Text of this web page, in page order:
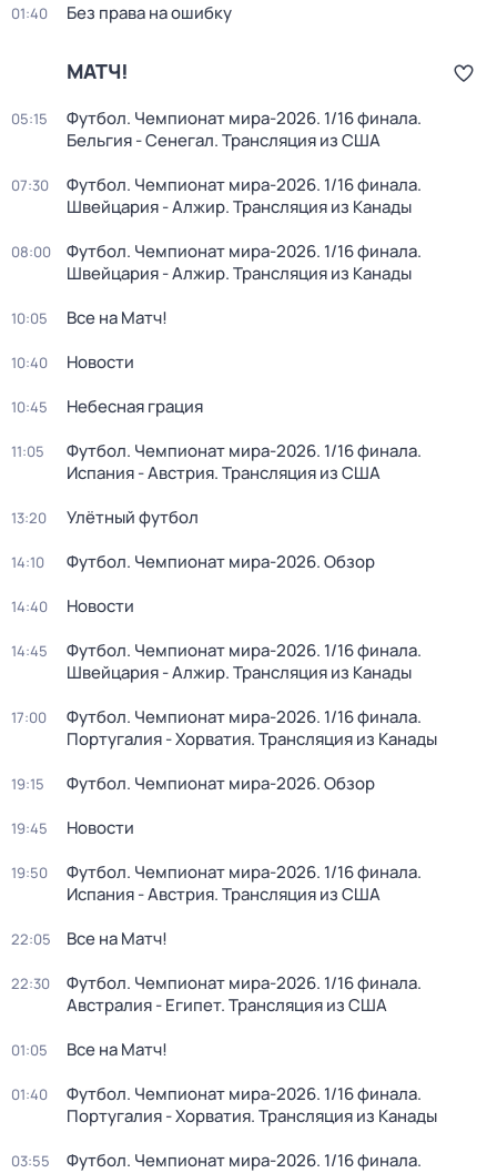
01:40 Без права на ошибку
МАТЧ!
05:15
Футбол. Чемпионат мира-2026. 1/16 финала.
Бельгия - Сенегал. Трансляция из США
07:30
Футбол. Чемпионат мира-2026. 1/16 финала.
Швейцария - Алжир. Трансляция из Канады
08:00
Футбол. Чемпионат мира-2026. 1/16 финала.
Швейцария - Алжир. Трансляция из Канады
10:05 Все на Матч!
10:40 Новости
10:45 Небесная грация
11:05
Футбол. Чемпионат мира-2026. 1/16 финала.
Испания - Австрия. Трансляция из США
13:20 Улётный футбол
14:10 Футбол. Чемпионат мира-2026. Обзор
14:40 Новости
14:45
Футбол. Чемпионат мира-2026. 1/16 финала.
Швейцария - Алжир. Трансляция из Канады
17:00
Футбол. Чемпионат мира-2026. 1/16 финала.
Португалия - Хорватия. Трансляция из Канады
19:15 Футбол. Чемпионат мира-2026. Обзор
19:45 Новости
19:50
Футбол. Чемпионат мира-2026. 1/16 финала.
Испания - Австрия. Трансляция из США
22:05 Все на Матч!
22:30
Футбол. Чемпионат мира-2026. 1/16 финала.
Австралия - Египет. Трансляция из США
01:05 Все на Матч!
01:40
Футбол. Чемпионат мира-2026. 1/16 финала.
Португалия - Хорватия. Трансляция из Канады
03:55
Футбол. Чемпионат мира-2026. 1/16 финала.